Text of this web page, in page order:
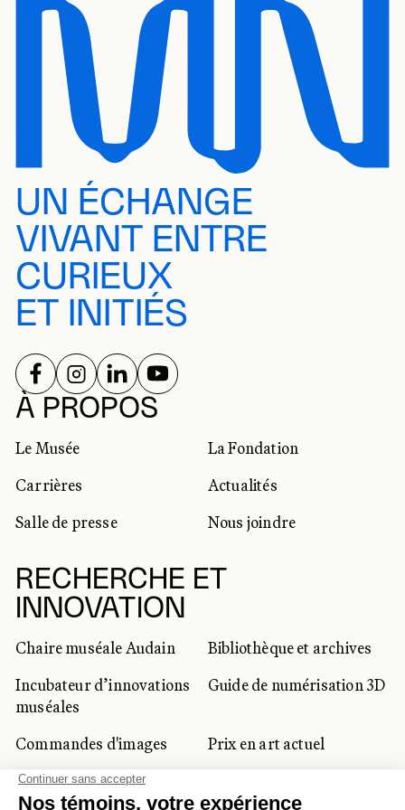
UN ÉCHANGE
VIVANT ENTRE
CURIEUX
ET INITIÉS
À PROPOS
Le Musée
La Fondation
Carrières
Actualités
Salle de presse
Nous joindre
RECHERCHE ET
INNOVATION
Chaire muséale Audain
Bibliothèque et archives
Incubateur d’innovations
muséales
Guide de numérisation 3D
Commandes d'images
Prix en art actuel
Prix Lynne-Cohen
RÉSEAUX SOCIAUX
SUIVEZ-NOUS SUR
SUIVEZ-NOUS SUR
SUIVEZ-NOUS SUR
SUIVEZ-NOUS SUR